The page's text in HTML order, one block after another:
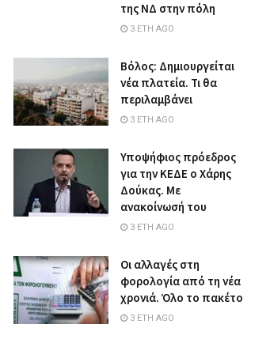
της ΝΔ στην πόλη
3 ΈΤΗ AGO
Βόλος: Δημιουργείται
νέα πλατεία. Τι θα
περιλαμβάνει
3 ΈΤΗ AGO
Υποψήφιος πρόεδρος
για την ΚΕΔΕ ο Χάρης
Δούκας. Με
ανακοίνωσή του
3 ΈΤΗ AGO
Οι αλλαγές στη
φορολογία από τη νέα
χρονιά. Όλο το πακέτο
3 ΈΤΗ AGO